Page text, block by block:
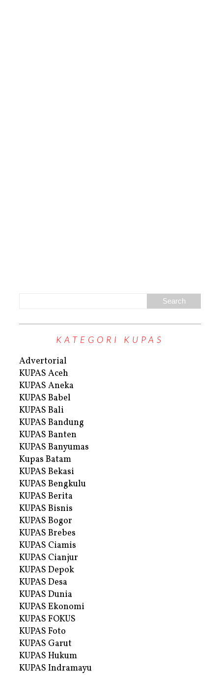
KATEGORI KUPAS
Advertorial
KUPAS Aceh
KUPAS Aneka
KUPAS Babel
KUPAS Bali
KUPAS Bandung
KUPAS Banten
KUPAS Banyumas
Kupas Batam
KUPAS Bekasi
KUPAS Bengkulu
KUPAS Berita
KUPAS Bisnis
KUPAS Bogor
KUPAS Brebes
KUPAS Ciamis
KUPAS Cianjur
KUPAS Depok
KUPAS Desa
KUPAS Dunia
KUPAS Ekonomi
KUPAS FOKUS
KUPAS Foto
KUPAS Garut
KUPAS Hukum
KUPAS Indramayu